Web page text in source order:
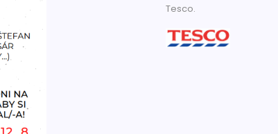
Tesco.